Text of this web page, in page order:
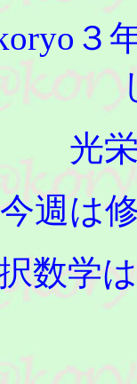
３
光
週は
数学